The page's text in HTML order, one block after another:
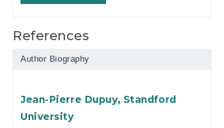
References
Author Biography
Jean-Pierre Dupuy, Standford
University